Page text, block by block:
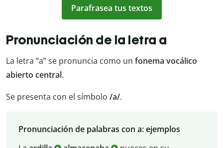
Parafrasea tus textos
Pronunciación de la letra a
La letra “a” se pronuncia como un fonema vocálico
abierto central.
Se presenta con el símbolo /a/.
Pronunciación de palabras con a: ejemplos